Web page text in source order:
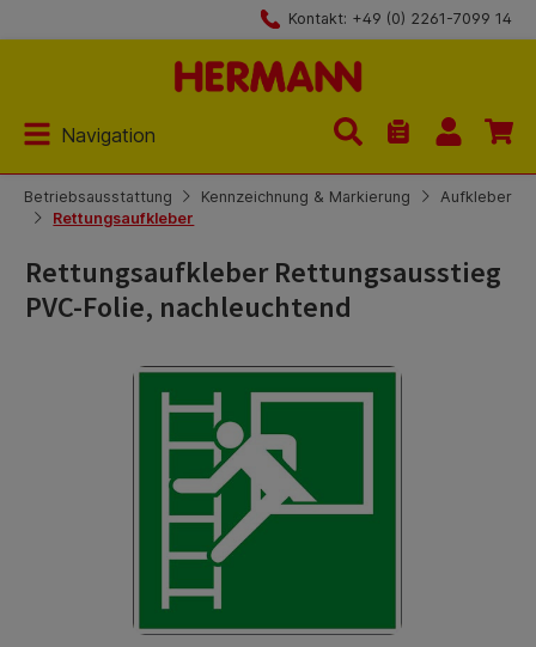
Kontakt: +49 (0) 2261-7099 14
Navigation
Du hast 0
Betriebsausstattung Kennzeichnung & Markierung
Aufkleber
Rettungsaufkleber
Rettungsaufkleber Rettungsausstieg
PVC-Folie, nachleuchtend
Bildergalerie überspringen